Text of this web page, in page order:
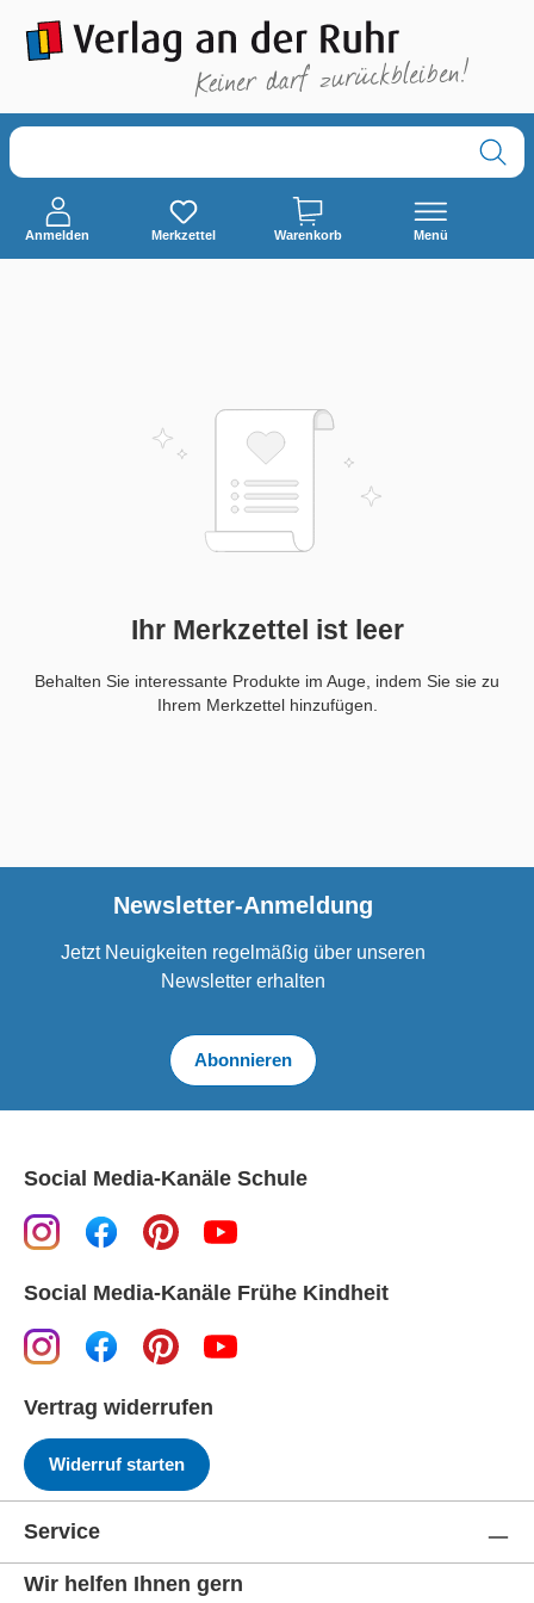
springen
Anmelden Merkzettel Warenkorb Menü
Ihr Merkzettel ist leer
Behalten Sie interessante Produkte im Auge, indem Sie sie zu
Ihrem Merkzettel hinzufügen.
Newsletter-Anmeldung
Jetzt Neuigkeiten regelmäßig über unseren
Newsletter erhalten
Abonnieren
Social Media-Kanäle Schule
Social Media-Kanäle Frühe Kindheit
Vertrag widerrufen
Widerruf starten
Service
Wir helfen Ihnen gern